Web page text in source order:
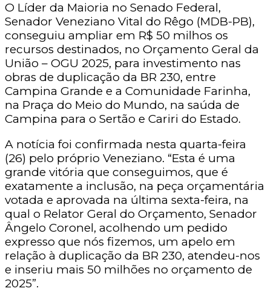
O Líder da Maioria no Senado Federal,
Senador Veneziano Vital do Rêgo (MDB-PB),
conseguiu ampliar em R$ 50 milhos os
recursos destinados, no Orçamento Geral da
União – OGU 2025, para investimento nas
obras de duplicação da BR 230, entre
Campina Grande e a Comunidade Farinha,
na Praça do Meio do Mundo, na saúda de
Campina para o Sertão e Cariri do Estado.
A notícia foi confirmada nesta quarta-feira
(26) pelo próprio Veneziano. “Esta é uma
grande vitória que conseguimos, que é
exatamente a inclusão, na peça orçamentária
votada e aprovada na última sexta-feira, na
qual o Relator Geral do Orçamento, Senador
Ângelo Coronel, acolhendo um pedido
expresso que nós fizemos, um apelo em
relação à duplicação da BR 230, atendeu-nos
e inseriu mais 50 milhões no orçamento de
2025”.